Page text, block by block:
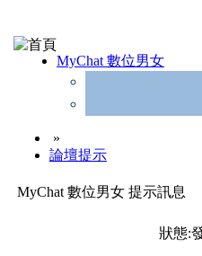
MyChat 數位男女
»
論壇提示
MyChat 數位男女 提示訊息
狀態: